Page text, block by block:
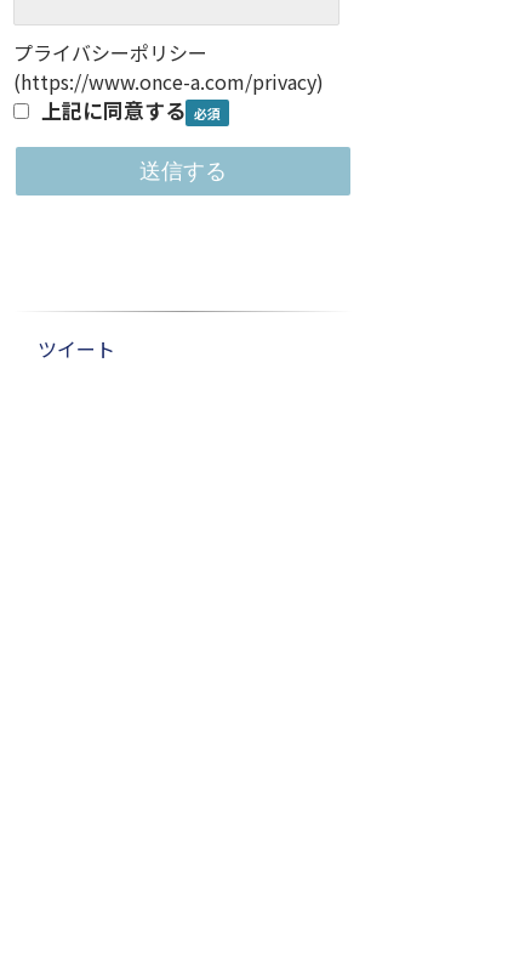
プライバシーポリシー
(https://www.once-a.com/privacy)
上記に同意する
ツイート